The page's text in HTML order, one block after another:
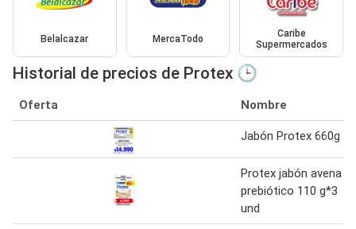
Belalcazar MercaTodo
Caribe
Supermercados
Historial de precios de Protex 🕒
Oferta Nombre
Jabón Protex 660g
Protex jabón avena
prebiótico 110 g*3
und